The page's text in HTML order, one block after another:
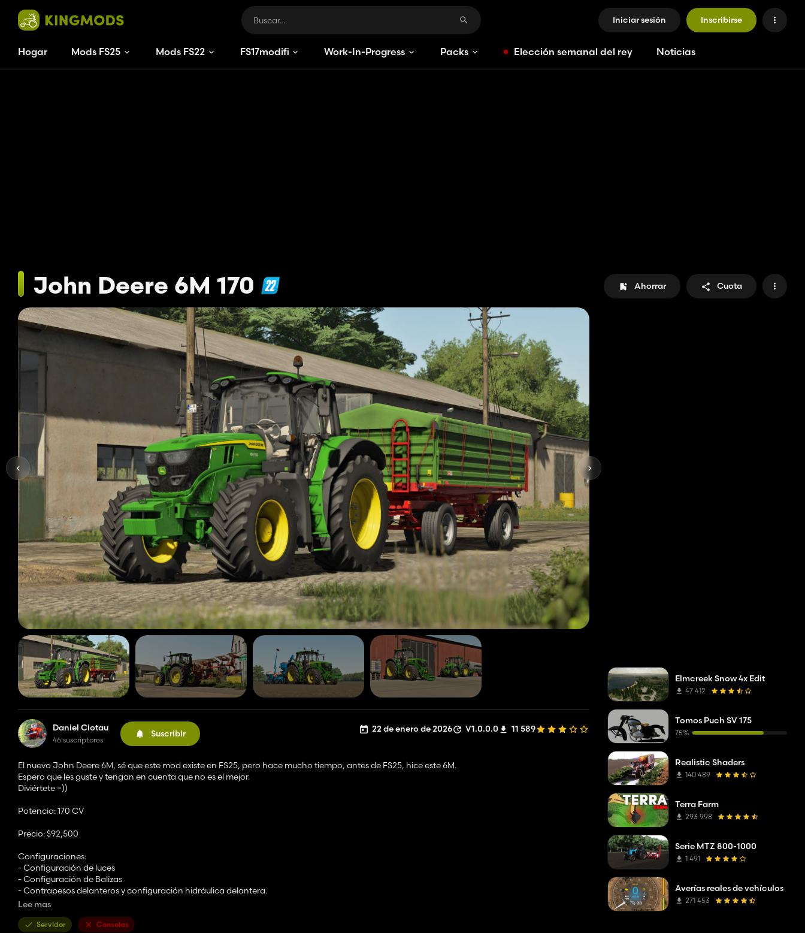
Iniciar sesión Inscribirse
Hogar Mods FS25 Mods FS22 FS17modificacionesWork-In-Progress Packs Elección semanal del rey Noticias
John Deere 6M 170 Ahorrar Cuota
Daniel Ciotau
46 suscriptores
Suscribir 22 de enero de 2026 V1.0.0.0 11 589
El nuevo John Deere 6M, sé ​​que este mod existe en FS25, pero hace mucho tiempo, antes de FS25, hice este 6M.
Espero que les guste y tengan en cuenta que no es el mejor.
Diviértete =))
Potencia: 170 CV
Precio: $92,500
Configuraciones:
- Configuración de luces
- Configuración de Balizas
- Contrapesos delanteros y configuración hidráulica delantera.
- Configuración de la consola del cargador frontal.
- Configuración del guardabarros delantero
Lee mas
Servidor Consolas
Elmcreek Snow 4x Edit
47 412
Tomos Puch SV 175
75%
Realistic Shaders
140 489
Terra Farm
293 998
Serie MTZ 800-1000
1 491
Averías reales de vehículos
271 453